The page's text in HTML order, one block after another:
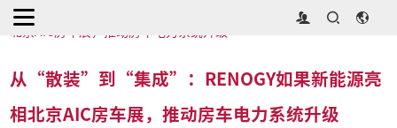
首页
从“散装”到“集成”：RENOGY如果新能源亮相
从“散装”到“集成”：RENOGY如果新能源亮
相北京AIC房车展，推动房车电力系统升级